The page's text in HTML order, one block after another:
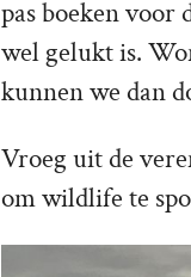
pas boeken voor
wel gelukt is.
kunnen we dan
Vroeg uit de
om wildlife te